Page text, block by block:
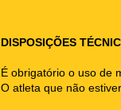
DISPOSIÇÕES
É obrigatório o uso de
O atleta que não